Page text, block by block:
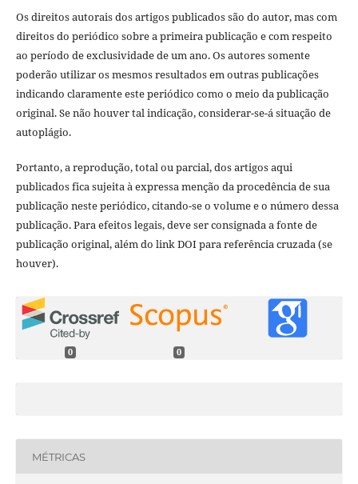
Os direitos autorais dos artigos publicados são do autor, mas com
direitos do periódico sobre a primeira publicação e com respeito
ao período de exclusividade de um ano. Os autores somente
poderão utilizar os mesmos resultados em outras publicações
indicando claramente este periódico como o meio da publicação
original. Se não houver tal indicação, considerar-se-á situação de
autoplágio.
Portanto, a reprodução, total ou parcial, dos artigos aqui
publicados fica sujeita à expressa menção da procedência de sua
publicação neste periódico, citando-se o volume e o número dessa
publicação. Para efeitos legais, deve ser consignada a fonte de
publicação original, além do link DOI para referência cruzada (se
houver).
0 0
MÉTRICAS